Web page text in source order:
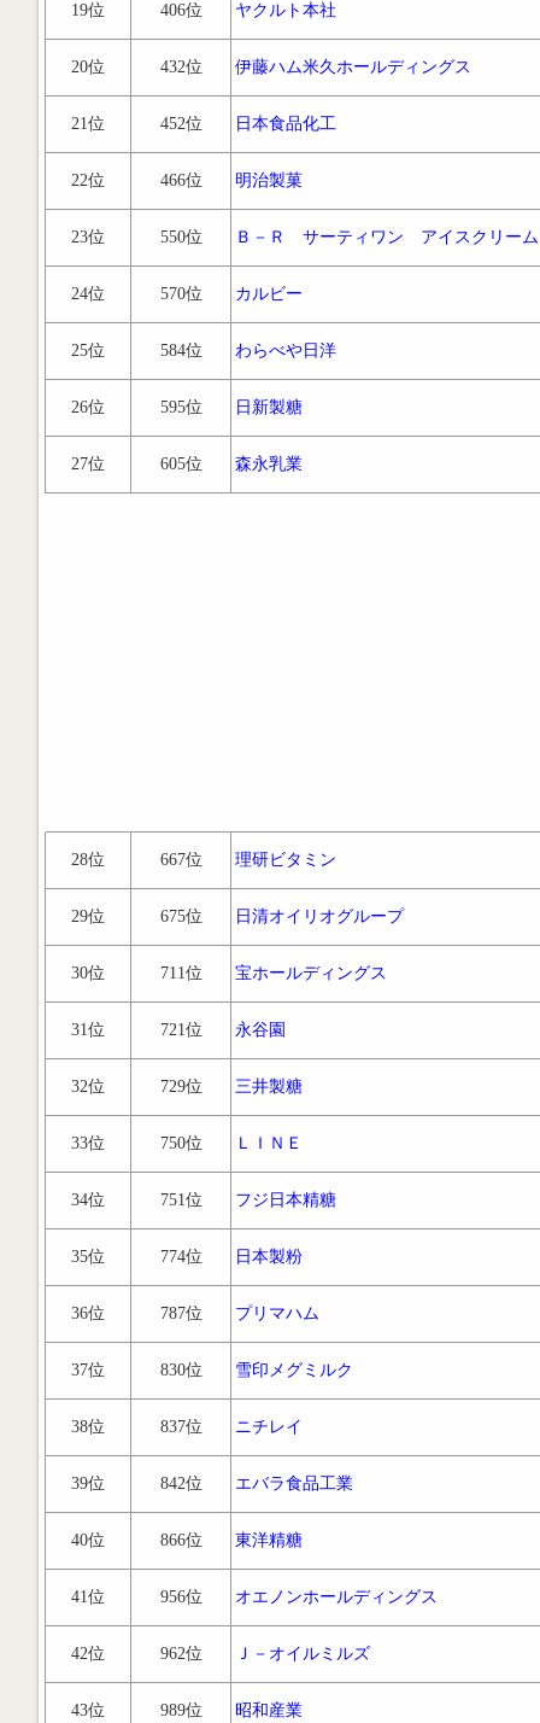
19位 406位 ヤクルト本社
20位 432位 伊藤ハム米久ホールディングス
21位 452位 日本食品化工
22位 466位 明治製菓
23位 550位 Ｂ－Ｒ サーティワン アイスクリーム
24位 570位 カルビー
25位 584位 わらべや日洋
26位 595位 日新製糖
27位 605位 森永乳業
28位 667位 理研ビタミン
29位 675位 日清オイリオグループ
30位 711位 宝ホールディングス
31位 721位 永谷園
32位 729位 三井製糖
33位 750位 ＬＩＮＥ
34位 751位 フジ日本精糖
35位 774位 日本製粉
36位 787位 プリマハム
37位 830位 雪印メグミルク
38位 837位 ニチレイ
39位 842位 エバラ食品工業
40位 866位 東洋精糖
41位 956位 オエノンホールディングス
42位 962位 Ｊ－オイルミルズ
43位 989位 昭和産業